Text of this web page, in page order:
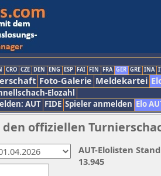
CRO CZE DEN ENG ESP FAI FIN FRA GER GRE INA
Foto-Galerie Meldekartei
Elozahl
AUT FIDE Spieler anmelden Elo
offiziellen
AUT-Elolisten
13.945